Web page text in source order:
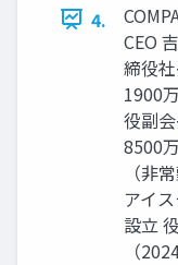
4.
CEO
締役
1900
役副
8500
（非
アイ
設立
（